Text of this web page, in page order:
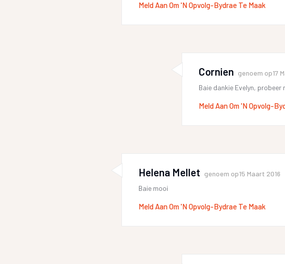
Meld Aan Om 'n Opvolg-Bydrae Te Maak
Cornien genoem op17
Baie dankie Evelyn,
Meld Aan Om 'n Opvolg-
Helena Mellet genoem op15 Maart 2016
Baie mooi
Meld Aan Om 'n Opvolg-Bydrae Te Maak